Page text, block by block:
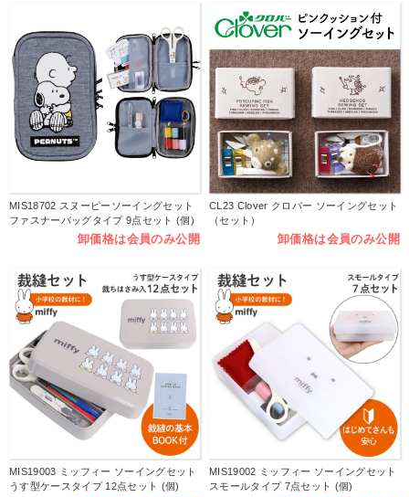
MIS18702 スヌーピーソーイングセット
ファスナーバッグタイプ 9点セット (個)
卸価格は会員のみ公開
CL23 Clover クロバー ソーイングセット
（セット）
卸価格は会員のみ公開
MIS19003 ミッフィー ソーイングセット
うす型ケースタイプ 12点セット (個)
MIS19002 ミッフィー ソーイングセット
スモールタイプ 7点セット (個)